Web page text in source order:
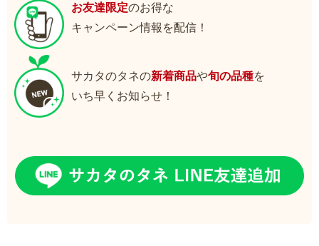
お友達限定のお得な
キャンペーン情報を配信！
サカタのタネの新着商品や旬の品種を
いち早くお知らせ！